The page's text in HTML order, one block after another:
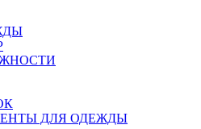
ДЛЯ ОДЕЖДЫ